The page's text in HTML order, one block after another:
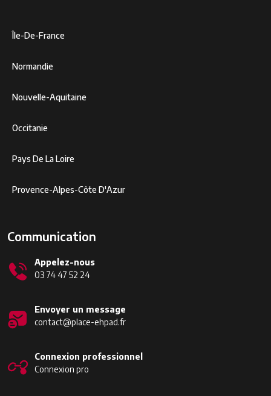
Île-De-France
Normandie
Nouvelle-Aquitaine
Occitanie
Pays De La Loire
Provence-Alpes-Côte D'Azur
Communication
Appelez-nous
03 74 47 52 24
Envoyer un message
contact@place-ehpad.fr
Connexion professionnel
Connexion pro